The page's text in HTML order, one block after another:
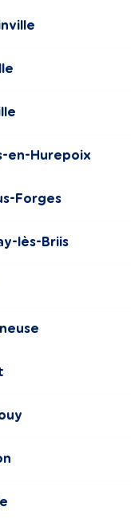
en-Hurepoix
Forges
lès-Briis